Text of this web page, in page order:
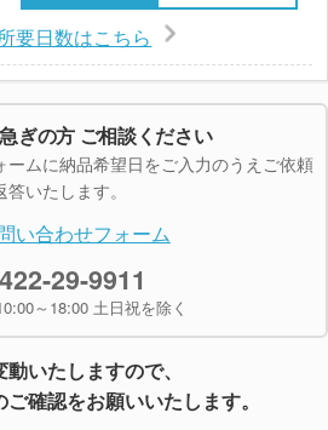
要日数はこちら
ぎの方 ご相談ください
ームに納品希望日をご入力のうえご依頼
いたします。
い合わせフォーム
29-9911
～18:00 土日祝を除く
いたしますので、
確認をお願いいたします。